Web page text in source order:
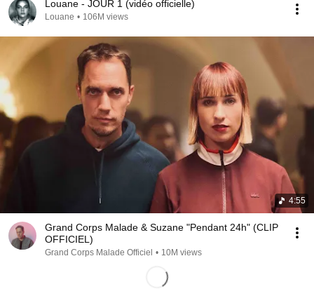
Louane - JOUR 1 (vidéo officielle)
Louane • 106M views
4:55
Grand Corps Malade & Suzane "Pendant 24h" (CLIP
OFFICIEL)
Grand Corps Malade Officiel • 10M views